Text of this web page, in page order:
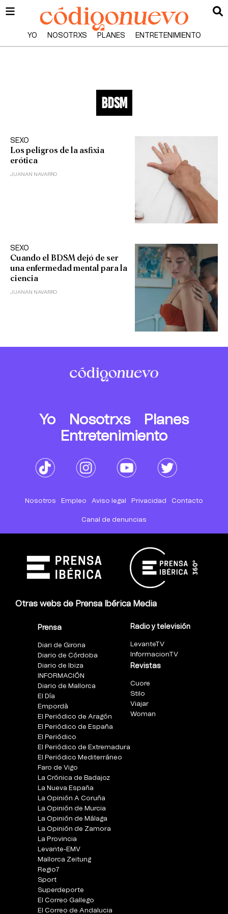
YO NOSOTRXS PLANES ENTRETENIMIENTO
BDSM
SEXO
Los peligros de la asfixia
erótica
JUANAN NAVARRO
SEXO
Cuando el BDSM dejó de ser
una enfermedad mental para la
ciencia
JUANAN NAVARRO
Yo Nosotrxs
Planes
Entretenimiento
Nosotros Empleo Aviso legal Privacidad Contacto
Canal de denuncias
Otras webs de Prensa Ibérica Media
Prensa
Diari de Girona
Diario de Córdoba
Diario de Ibiza
INFORMACIÓN
Diario de Mallorca
El Día
Empordà
El Periódico de Aragón
El Periódico de España
El Periódico
El Periódico de Extremadura
El Periódico Mediterráneo
Faro de Vigo
La Crónica de Badajoz
La Nueva España
La Opinión A Coruña
La Opinión de Murcia
La Opinión de Málaga
La Opinión de Zamora
La Provincia
Levante-EMV
Mallorca Zeitung
Regio7
Sport
Superdeporte
El Correo Gallego
El Correo de Andalucia
Radio y televisión
LevanteTV
InformacionTV
Revistas
Cuore
Stilo
Viajar
Woman